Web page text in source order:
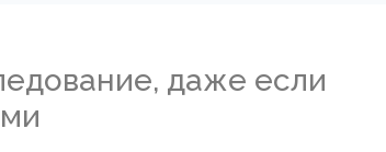
даже если